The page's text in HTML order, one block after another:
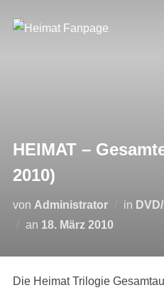
Inhalt
HEIMAT –
2010)
von Administrator in
an Veröffentlicht
18. März 2010
Die Heimat Trilogie